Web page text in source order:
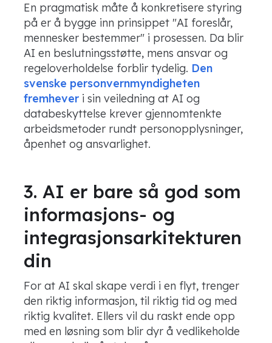
En pragmatisk måte å konkretisere styring
på er å bygge inn prinsippet "AI foreslår,
mennesker bestemmer" i prosessen. Da blir
AI en beslutningsstøtte, mens ansvar og
regeloverholdelse forblir tydelig. Den
svenske personvernmyndigheten
fremhever i sin veiledning at AI og
databeskyttelse krever gjennomtenkte
arbeidsmetoder rundt personopplysninger,
åpenhet og ansvarlighet.
3. AI er bare så god som
informasjons- og
integrasjonsarkitekturen
din
For at AI skal skape verdi i en flyt, trenger
den riktig informasjon, til riktig tid og med
riktig kvalitet. Ellers vil du raskt ende opp
med en løsning som blir dyr å vedlikeholde